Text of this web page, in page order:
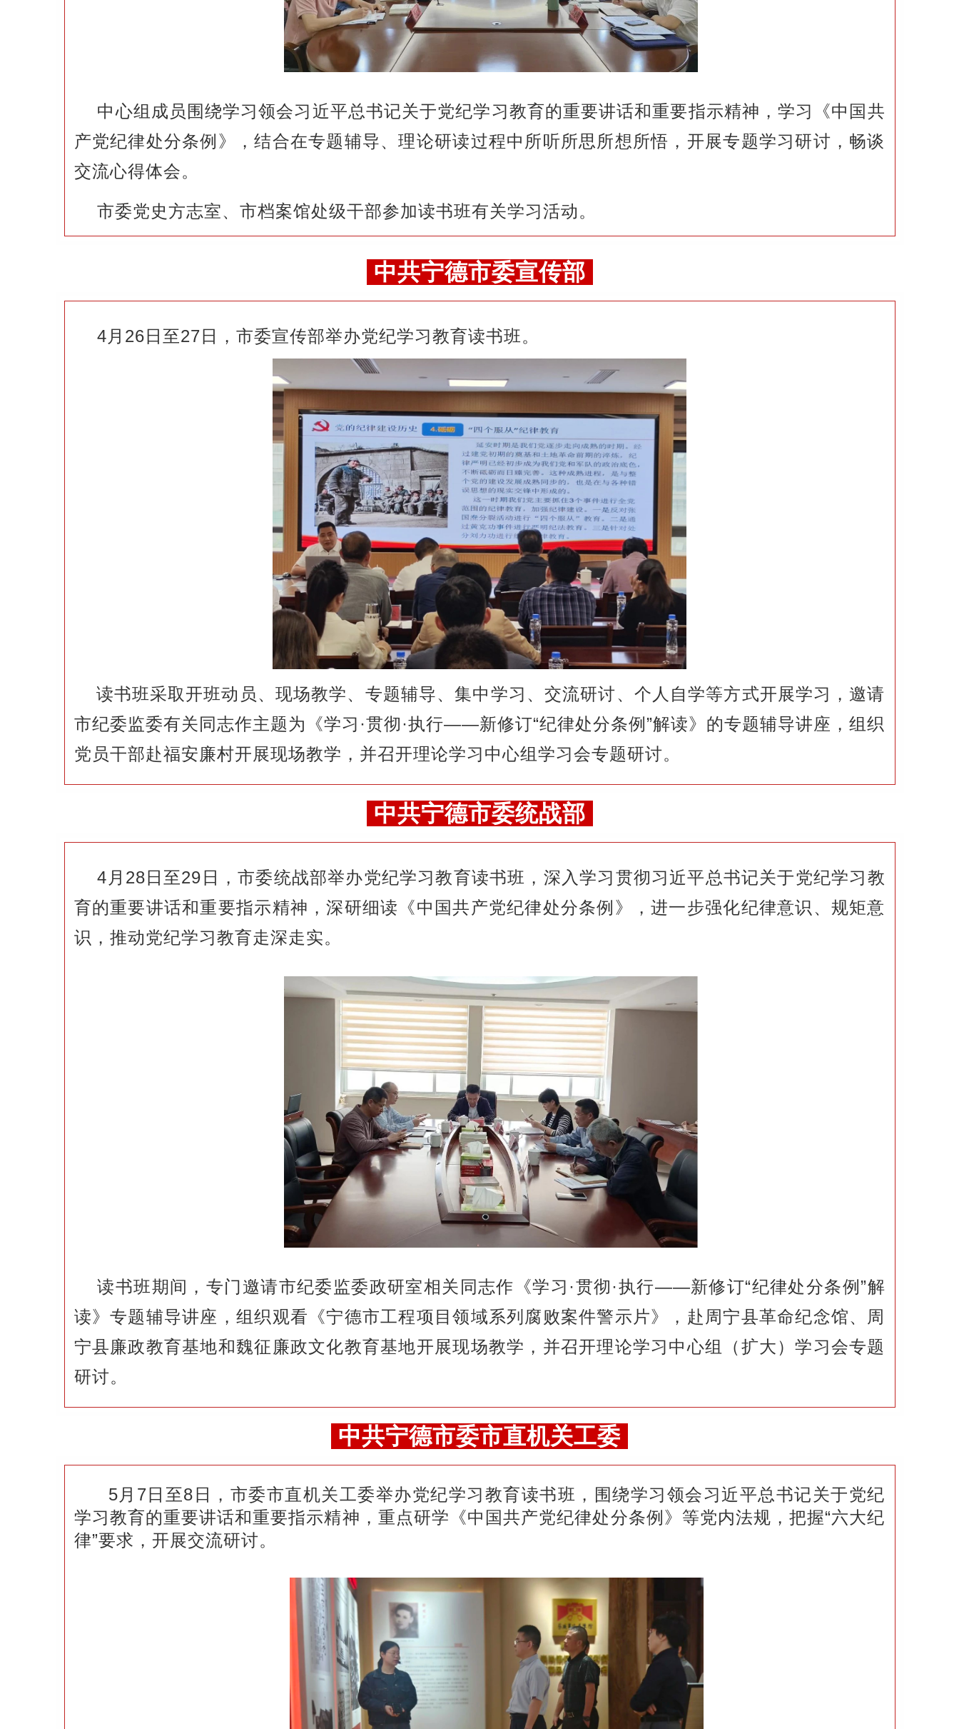
中心组成员围绕学习领会习近平总书记关于党纪学习教育的重要讲话和重要指示精神，学习《中国共
产党纪律处分条例》，结合在专题辅导、理论研读过程中所听所思所想所悟，开展专题学习研讨，畅谈
交流心得体会。
市委党史方志室、市档案馆处级干部参加读书班有关学习活动。
中共宁德市委宣传部
4月26日至27日，市委宣传部举办党纪学习教育读书班。
读书班采取开班动员、现场教学、专题辅导、集中学习、交流研讨、个人自学等方式开展学习，邀请
市纪委监委有关同志作主题为《学习·贯彻·执行——新修订“纪律处分条例”解读》的专题辅导讲座，组织
党员干部赴福安廉村开展现场教学，并召开理论学习中心组学习会专题研讨。
中共宁德市委统战部
4月28日至29日，市委统战部举办党纪学习教育读书班，深入学习贯彻习近平总书记关于党纪学习教
育的重要讲话和重要指示精神，深研细读《中国共产党纪律处分条例》，进一步强化纪律意识、规矩意
识，推动党纪学习教育走深走实。
读书班期间，专门邀请市纪委监委政研室相关同志作《学习·贯彻·执行——新修订“纪律处分条例”解
读》专题辅导讲座，组织观看《宁德市工程项目领域系列腐败案件警示片》，赴周宁县革命纪念馆、周
宁县廉政教育基地和魏征廉政文化教育基地开展现场教学，并召开理论学习中心组（扩大）学习会专题
研讨。
中共宁德市委市直机关工委
5月7日至8日，市委市直机关工委举办党纪学习教育读书班，围绕学习领会习近平总书记关于党纪
学习教育的重要讲话和重要指示精神，重点研学《中国共产党纪律处分条例》等党内法规，把握“六大纪
律”要求，开展交流研讨。